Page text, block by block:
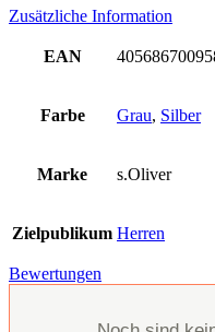
Zusätzliche Information
EAN
Farbe Grau, Silber
Marke s.Oliver
Zielpublikum Herren
Bewertungen